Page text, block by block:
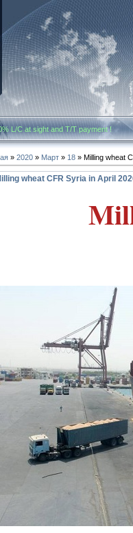
L/C at sight and T/T payment
» 2020 » Март » 18 » Milling wheat
wheat CFR Syria in April